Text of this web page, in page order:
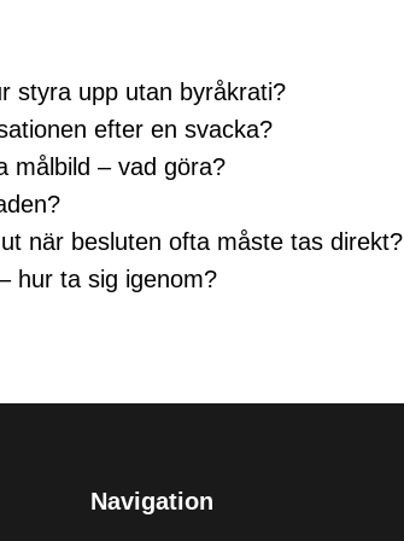
styra upp utan byråkrati?
efter en svacka?
målbild – vad göra?
när besluten ofta måste tas direkt?
hur ta sig igenom?
Navigation